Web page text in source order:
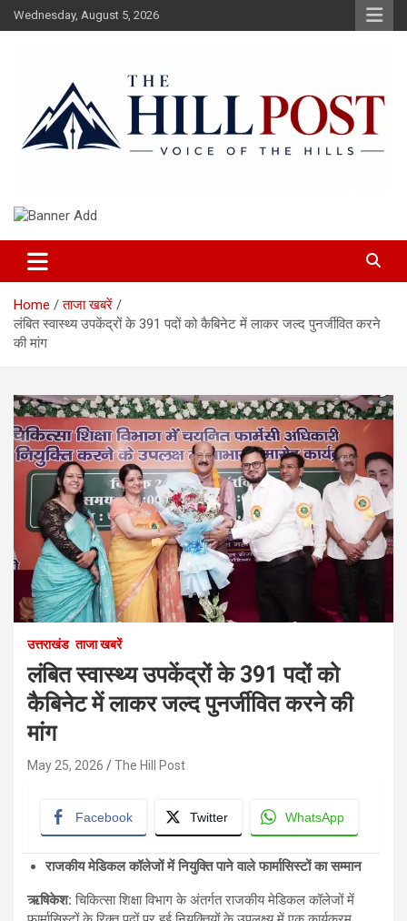
Skip
to
Wednesday, August 5, 2026
The Hillpost
Home
ताजा खबरें
लंबित स्वास्थ्य उपकेंद्रों के 391 पदों को कैबिनेट में लाकर जल्द पुनर्जीवित करने
की मांग
उत्तराखंड ताजा खबरें
लंबित स्वास्थ्य उपकेंद्रों के 391 पदों को
कैबिनेट में लाकर जल्द पुनर्जीवित करने की
मांग
May 25, 2026 The Hill Post
Facebook Twitter WhatsApp
राजकीय मेडिकल कॉलेजों में नियुक्ति पाने वाले फार्मासिस्टों का सम्मान
ऋषिकेश: चिकित्सा शिक्षा विभाग के अंतर्गत राजकीय मेडिकल कॉलेजों में